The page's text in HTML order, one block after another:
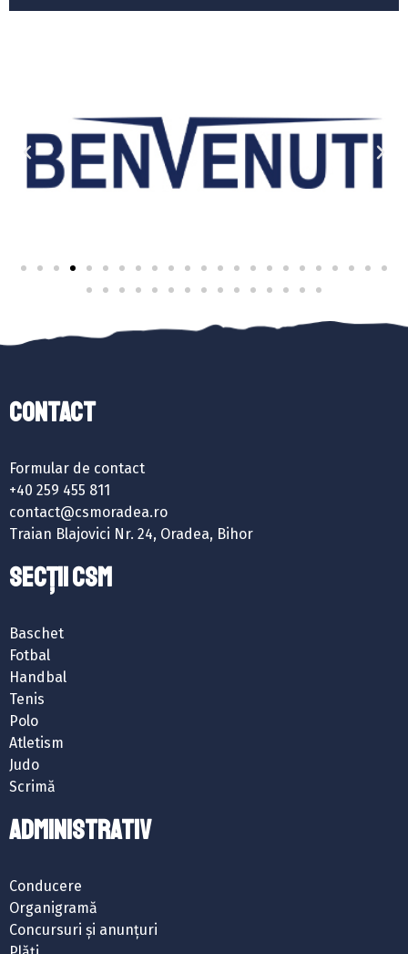
Contact
Formular de contact
+40 259 455 811
contact@csmoradea.ro
Traian Blajovici Nr. 24, Oradea, Bihor
SECȚII CSM
Baschet
Fotbal
Handbal
Tenis
Polo
Atletism
Judo
Scrimă
ADMINISTRATIV
Conducere
Organigramă
Concursuri și anunțuri